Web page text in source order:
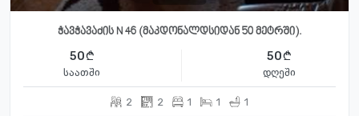
ჭავჭავაძის N 46 (მაკდონალდსიდან 50 მეტრში).
50
საათში
50
დღეში
2 2 1 1 1